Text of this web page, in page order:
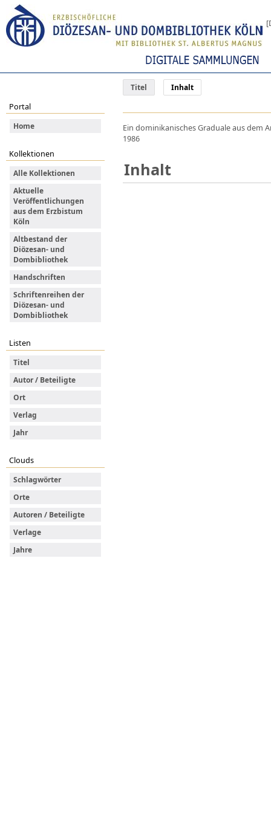
Titel Inhalt
Portal
Home
Kollektionen
Alle Kollektionen
Aktuelle
Veröffentlichungen
aus dem Erzbistum
Köln
Altbestand der
Diözesan- und
Dombibliothek
Handschriften
Schriftenreihen der
Diözesan- und
Dombibliothek
Listen
Titel
Autor / Beteiligte
Ort
Verlag
Jahr
Clouds
Schlagwörter
Orte
Autoren / Beteiligte
Verlage
Jahre
Ein dominikanisches Graduale aus dem
1986
Inhalt